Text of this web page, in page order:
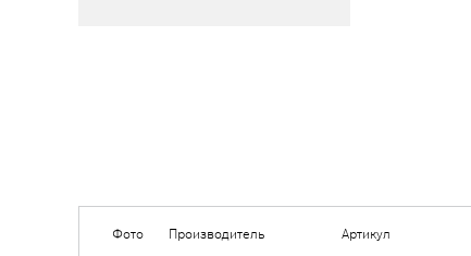
Фото Производитель Артикул